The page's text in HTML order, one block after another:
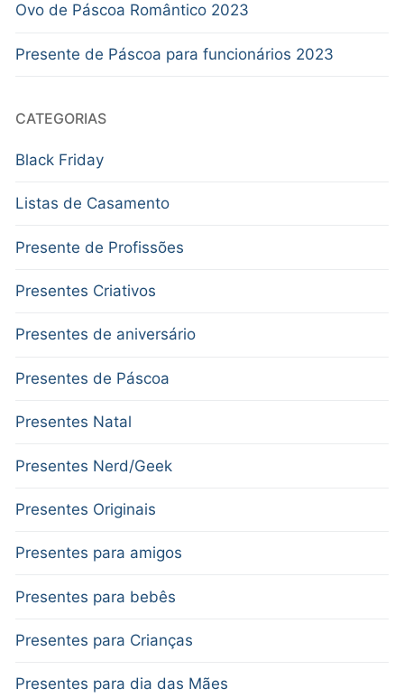
Ovo de Páscoa Romântico 2023
Presente de Páscoa para funcionários 2023
CATEGORIAS
Black Friday
Listas de Casamento
Presente de Profissões
Presentes Criativos
Presentes de aniversário
Presentes de Páscoa
Presentes Natal
Presentes Nerd/Geek
Presentes Originais
Presentes para amigos
Presentes para bebês
Presentes para Crianças
Presentes para dia das Mães